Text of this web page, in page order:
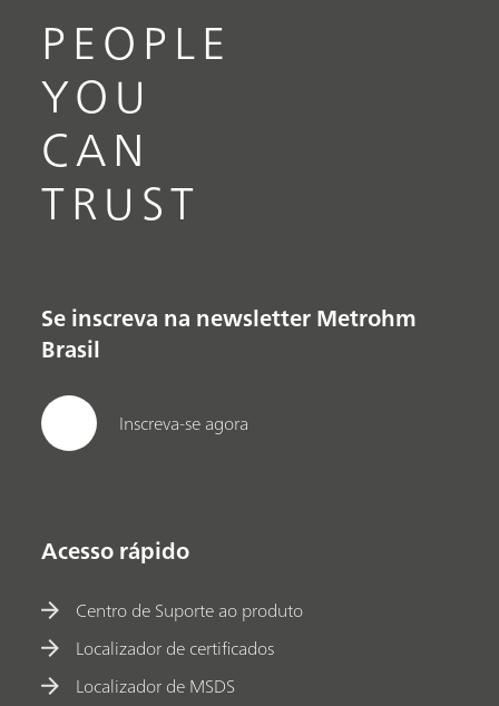
PEOPLE
YOU
CAN
TRUST
Se inscreva na newsletter Metrohm
Brasil
Inscreva-se agora
Acesso rápido
Centro de Suporte ao produto
Localizador de certificados
Localizador de MSDS